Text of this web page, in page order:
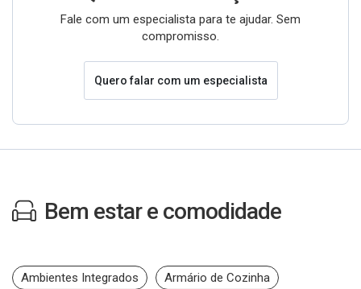
Fale com um especialista para te ajudar. Sem
compromisso.
Quero falar com um especialista
Bem estar e comodidade
Ambientes Integrados Armário de Cozinha